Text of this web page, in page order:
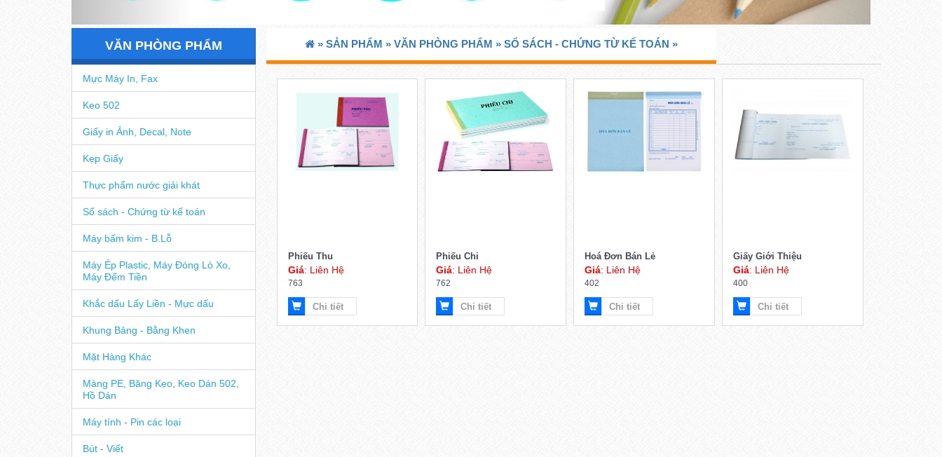
VĂN PHÒNG PHẨM
Mực Máy In, Fax
Keo 502
Giấy in Ảnh, Decal, Note
Kẹp Giấy
Thực phẩm nước giải khát
Sổ sách - Chứng từ kế toán
Máy bấm kim - B.Lỗ
Máy Ép Plastic, Máy Đóng Lò Xo,
Máy Đếm Tiền
Khắc dấu Lấy Liền - Mực dấu
Khung Bảng - Bằng Khen
Mặt Hàng Khác
Màng PE, Băng Keo, Keo Dán 502,
Hồ Dán
Máy tính - Pin các loại
Bút - Viết
» SẢN PHẨM » VĂN PHÒNG PHẨM » SỔ SÁCH - CHỨNG TỪ KẾ TOÁN »
Phiếu Thu
Giá: Liên Hệ
763
Chi tiết
Phiếu Chi
Giá: Liên Hệ
762
Chi tiết
Hoá Đơn Bán Lẻ
Giá: Liên Hệ
402
Chi tiết
Giấy Giới Thiệu
Giá: Liên Hệ
400
Chi tiết